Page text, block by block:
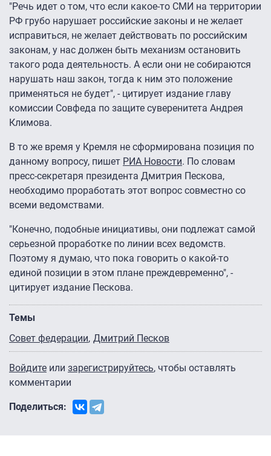
"Речь идет о том, что если какое-то СМИ на территории
РФ грубо нарушает российские законы и не желает
исправиться, не желает действовать по российским
законам, у нас должен быть механизм остановить
такого рода деятельность. А если они не собираются
нарушать наш закон, тогда к ним это положение
применяться не будет", - цитирует издание главу
комиссии Совфеда по защите суверенитета Андрея
Климова.
В то же время у Кремля не сформирована позиция по
данному вопросу, пишет РИА Новости. По словам
пресс-секретаря президента Дмитрия Пескова,
необходимо проработать этот вопрос совместно со
всеми ведомствами.
"Конечно, подобные инициативы, они подлежат самой
серьезной проработке по линии всех ведомств.
Поэтому я думаю, что пока говорить о какой-то
единой позиции в этом плане преждевременно", -
цитирует издание Пескова.
Темы
Совет федерации Дмитрий Песков
Войдите или зарегистрируйтесь, чтобы оставлять
комментарии
Поделиться: